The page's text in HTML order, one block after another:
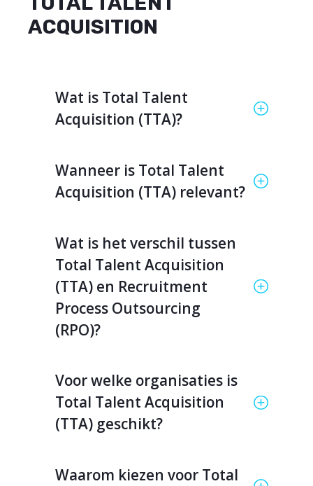
ACQUISITION
Wat is Total Talent
Acquisition (TTA)?
Wanneer is Total Talent
Acquisition (TTA) relevant?
Wat is het verschil tussen
Total Talent Acquisition
(TTA) en Recruitment
Process Outsourcing
(RPO)?
Voor welke organisaties is
Total Talent Acquisition
(TTA) geschikt?
Waarom kiezen voor Total